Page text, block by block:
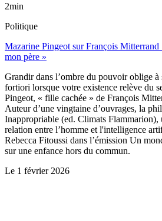
2min
Politique
Mazarine Pingeot sur François Mitterrand
mon père »
Grandir dans l’ombre du pouvoir oblige à
fortiori lorsque votre existence relève du
Pingeot, « fille cachée » de François
Auteur d’une vingtaine d’ouvrages, la
Inappropriable (ed. Climats Flammarion),
relation entre l’homme et l'intelligence
Rebecca Fitoussi dans l’émission Un
sur une enfance hors du commun.
Le 1 février 2026